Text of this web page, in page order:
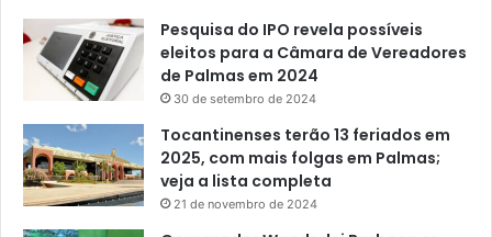
Pesquisa do IPO revela possíveis
eleitos para a Câmara de Vereadores
de Palmas em 2024
30 de setembro de 2024
Tocantinenses terão 13 feriados em
2025, com mais folgas em Palmas;
veja a lista completa
21 de novembro de 2024